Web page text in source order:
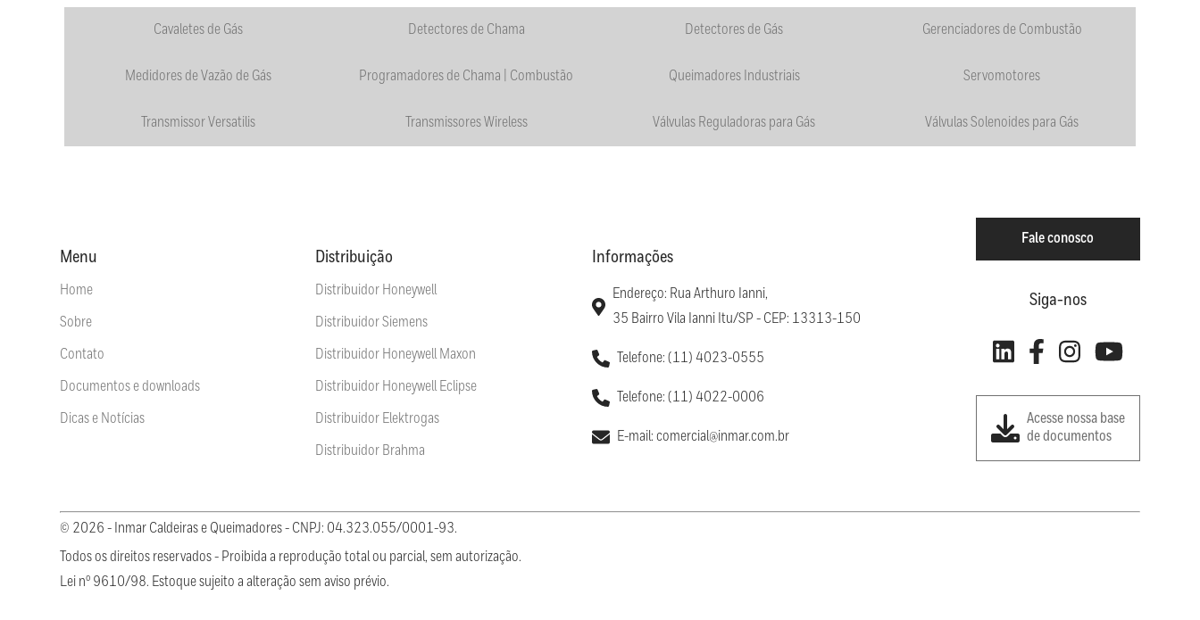
Cavaletes de Gás Detectores de Chama Detectores de Gás Gerenciadores de Combustão
Medidores de Vazão de Gás Programadores de Chama | Combustão Queimadores Industriais Servomotores
Transmissor Versatilis Transmissores Wireless Válvulas Reguladoras para Gás Válvulas Solenoides para Gás
Menu
Home
Sobre
Contato
Documentos e downloads
Dicas e Notícias
Distribuição
Distribuidor Honeywell
Distribuidor Siemens
Distribuidor Honeywell Maxon
Distribuidor Honeywell Eclipse
Distribuidor Elektrogas
Distribuidor Brahma
Informações
Endereço: Rua Arthuro Ianni,
35 Bairro Vila Ianni Itu/SP - CEP: 13313-150
Telefone: (11) 4023-0555
Telefone: (11) 4022-0006
E-mail: comercial@inmar.com.br
Fale conosco
Siga-nos
Acesse nossa base
de documentos
© 2026 - Inmar Caldeiras e Queimadores - CNPJ: 04.323.055/0001-93.
Todos os direitos reservados - Proibida a reprodução total ou parcial, sem autorização.
Lei nº 9610/98. Estoque sujeito a alteração sem aviso prévio.